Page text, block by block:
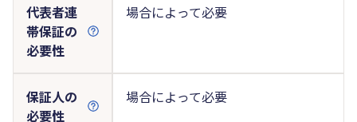
代表者連
帯保証の
必要性
場合によって必要
保証人の
必要性
場合によって必要